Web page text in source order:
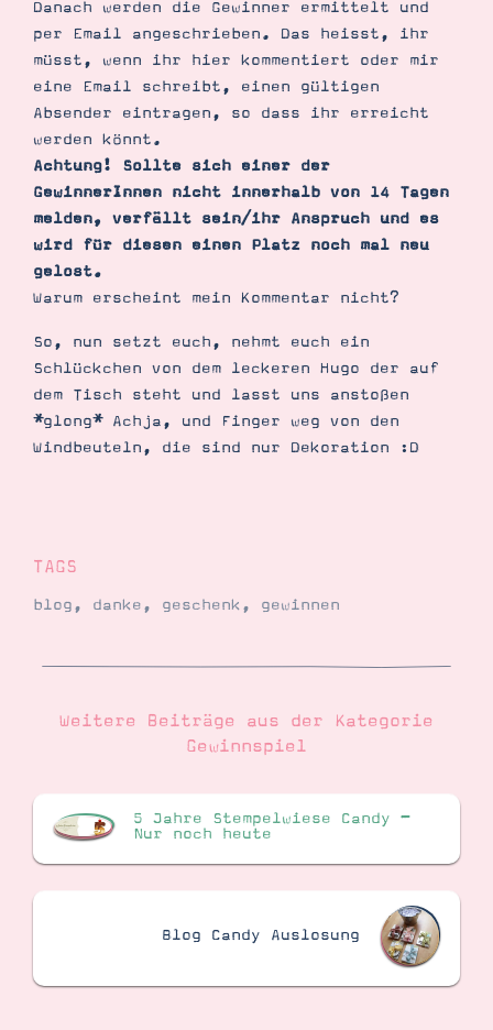
Danach werden die Gewinner ermittelt und
per Email angeschrieben. Das heisst, ihr
müsst, wenn ihr hier kommentiert oder mir
eine Email schreibt, einen gültigen
Absender eintragen, so dass ihr erreicht
werden könnt.
Achtung! Sollte sich einer der
GewinnerInnen nicht innerhalb von 14 Tagen
melden, verfällt sein/ihr Anspruch und es
wird für diesen einen Platz noch mal neu
gelost.
Warum erscheint mein Kommentar nicht?
So, nun setzt euch, nehmt euch ein
Schlückchen von dem leckeren Hugo der auf
dem Tisch steht und lasst uns anstoßen
*glong* Achja, und Finger weg von den
Windbeuteln, die sind nur Dekoration :D
TAGS
blog, danke, geschenk, gewinnen
Weitere Beiträge aus der Kategorie
Gewinnspiel
5 Jahre Stempelwiese Candy –
Nur noch heute
Blog Candy Auslosung